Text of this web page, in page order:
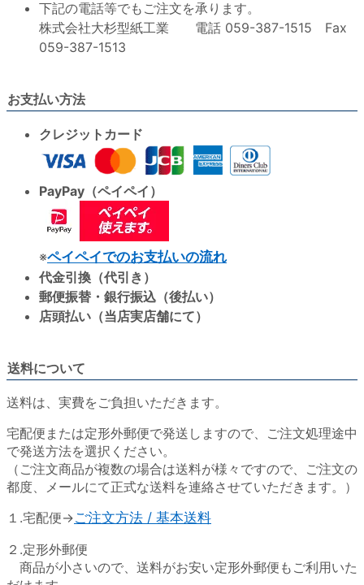
下記の電話等でもご注文を承ります。
株式会社大杉型紙工業 電話 059-387-1515 Fax
059-387-1513
お支払い方法
クレジットカード
PayPay（ペイペイ）
※ペイペイでのお支払いの流れ
代金引換（代引き）
郵便振替・銀行振込（後払い）
店頭払い（当店実店舗にて）
送料について
送料は、実費をご負担いただきます。
宅配便または定形外郵便で発送しますので、ご注文処理途中
で発送方法を選択ください。
（ご注文商品が複数の場合は送料が様々ですので、ご注文の
都度、メールにて正式な送料を連絡させていただきます。）
１.宅配便→ご注文方法 / 基本送料
２.定形外郵便
商品が小さいので、送料がお安い定形外郵便もご利用いた